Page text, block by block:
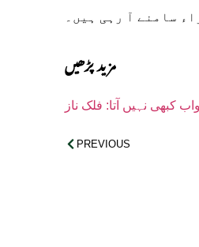
سامنے آ رہی ہیں۔
مزید پڑھیں
کبھی نہیں آتا: فلک ناز
PREVIOUS